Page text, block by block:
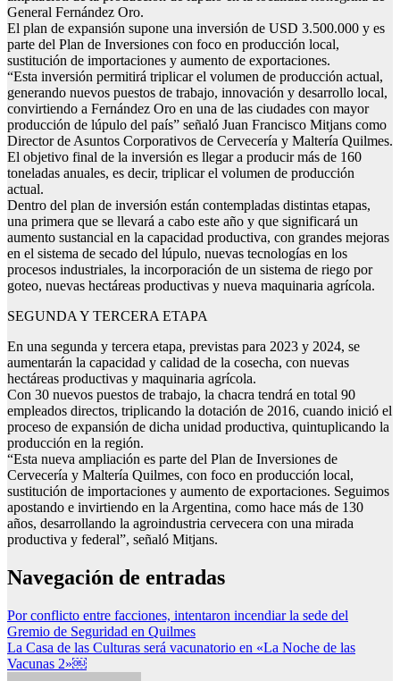
General Fernández Oro.
El plan de expansión supone una inversión de USD 3.500.000 y es
parte del Plan de Inversiones con foco en producción local,
sustitución de importaciones y aumento de exportaciones.
“Esta inversión permitirá triplicar el volumen de producción actual,
generando nuevos puestos de trabajo, innovación y desarrollo local,
convirtiendo a Fernández Oro en una de las ciudades con mayor
producción de lúpulo del país” señaló Juan Francisco Mitjans como
Director de Asuntos Corporativos de Cervecería y Maltería Quilmes.
El objetivo final de la inversión es llegar a producir más de 160
toneladas anuales, es decir, triplicar el volumen de producción
actual.
Dentro del plan de inversión están contempladas distintas etapas,
una primera que se llevará a cabo este año y que significará un
aumento sustancial en la capacidad productiva, con grandes mejoras
en el sistema de secado del lúpulo, nuevas tecnologías en los
procesos industriales, la incorporación de un sistema de riego por
goteo, nuevas hectáreas productivas y nueva maquinaria agrícola.
SEGUNDA Y TERCERA ETAPA
En una segunda y tercera etapa, previstas para 2023 y 2024, se
aumentarán la capacidad y calidad de la cosecha, con nuevas
hectáreas productivas y maquinaria agrícola.
Con 30 nuevos puestos de trabajo, la chacra tendrá en total 90
empleados directos, triplicando la dotación de 2016, cuando inició el
proceso de expansión de dicha unidad productiva, quintuplicando la
producción en la región.
“Esta nueva ampliación es parte del Plan de Inversiones de
Cervecería y Maltería Quilmes, con foco en producción local,
sustitución de importaciones y aumento de exportaciones. Seguimos
apostando e invirtiendo en la Argentina, como hace más de 130
años, desarrollando la agroindustria cervecera con una mirada
productiva y federal”, señaló Mitjans.
Navegación de entradas
Por conflicto entre facciones, intentaron incendiar la sede del
Gremio de Seguridad en Quilmes
La Casa de las Culturas será vacunatorio en «La Noche de las
Vacunas 2»￼